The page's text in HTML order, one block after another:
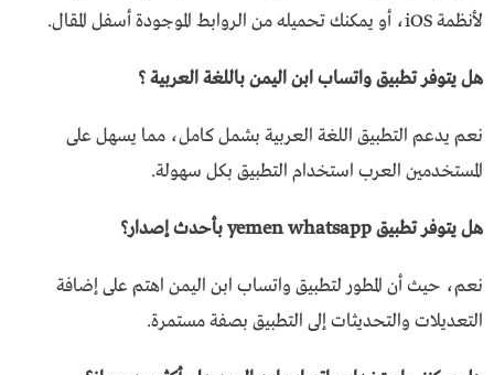
لأنظمة iOS، أو يمكنك تحميله من الروابط الموجودة أسفل المقال.
هل يتوفر تطبيق واتساب ابن اليمن باللغة العربية ؟
نعم يدعم التطبيق اللغة العربية بشمل كامل، مما يسهل على
المستخدمين العرب استخدام التطبيق بكل سهولة.
هل يتوفر تطبيق yemen whatsapp ب أحدث إصدار؟
نعم، حيث أن المطور لتطبيق واتساب ابن اليمن اهتم على إضافة
التعديلات والتحديثات إلى التطبيق بصفة مستمرة.